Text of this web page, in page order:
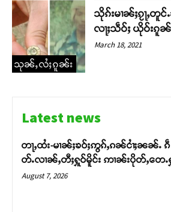
သုၼ်ႇလႆႈၵူၼ်း
သိုၵ်းမၢၼ်ႈၵႂႃႇတူင်
လႃႈသဵဝ်ႈ ယိုဝ်းၵူၼ်
March 18, 2021
Latest news
တႃႇထႆး-မၢၼ်ႈၶဝ်ႈဢွၵ်ႇၵၼ်ငၢႆႈၼၼ်ႉ ၵဵ
တ်ႉလၢၼ်ႇတီႈႁူဝ်မိူင်း ဢၢၼ်းပိုတ်ႇတေႉႁ
August 7, 2026